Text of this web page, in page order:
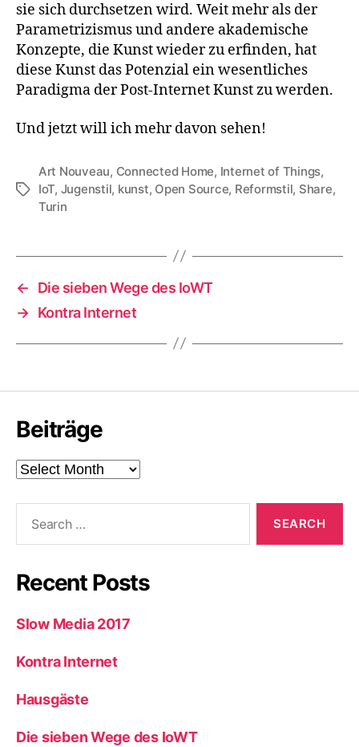
sie sich durchsetzen wird. Weit mehr als der
Parametrizismus und andere akademische
Konzepte, die Kunst wieder zu erfinden, hat
diese Kunst das Potenzial ein wesentliches
Paradigma der Post-Internet Kunst zu werden.
Und jetzt will ich mehr davon sehen!
Tags
Art Nouveau, Connected Home, Internet of Things,
IoT, Jugenstil, kunst, Open Source, Reformstil, Share,
Turin
←
Die sieben Wege des IoWT
→ Kontra Internet
Beiträge
Beiträge
Recent Posts
Slow Media 2017
Kontra Internet
Hausgäste
Die sieben Wege des IoWT